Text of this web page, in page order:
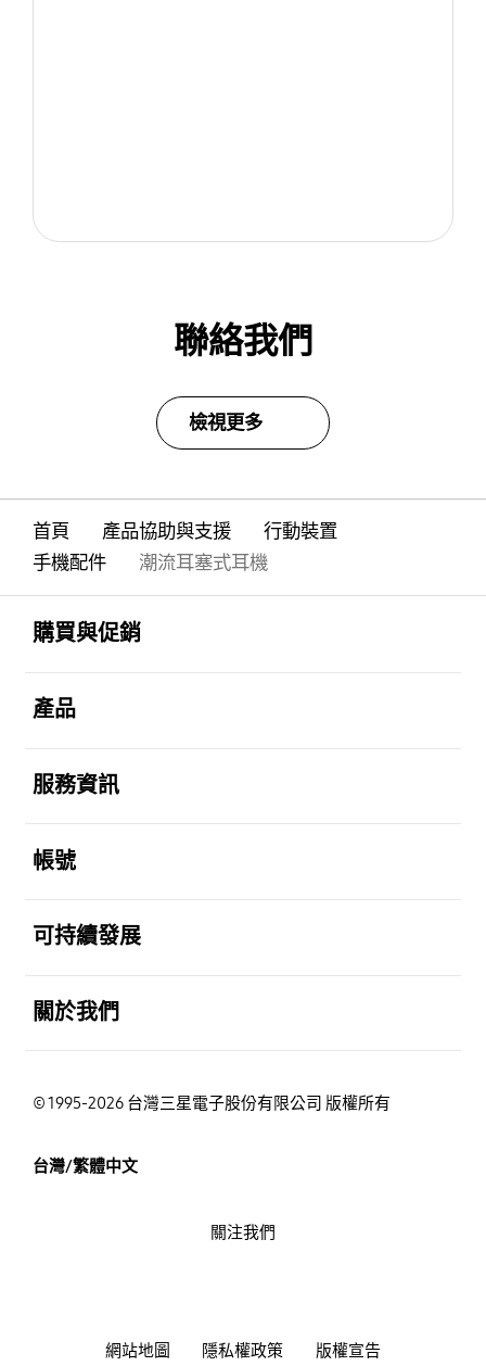
聯絡我們
檢視更多
首頁 產品協助與支援
行動裝置
手機配件
潮流耳塞式耳機
購買與促銷
產品
服務資訊
帳號
可持續發展
關於我們
© 1995-2026 台灣三星電子股份有限公司 版權所有
台灣/繁體中文
網站地圖 隱私權政策 版權宣告
關注我們